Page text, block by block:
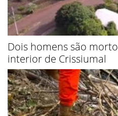
Dois homens são
interior de Crissiumal